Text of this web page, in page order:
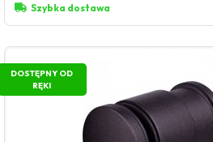
Szybka dostawa
DOSTĘPNY OD
RĘKI